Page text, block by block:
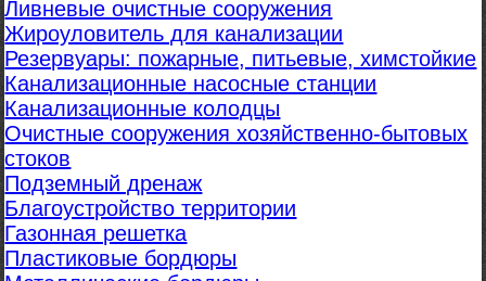
Ливневые очистные сооружения
Жироуловитель для канализации
Резервуары: пожарные, питьевые, химстойкие
Канализационные насосные станции
Канализационные колодцы
Очистные сооружения хозяйственно-бытовых
стоков
Подземный дренаж
Благоустройство территории
Газонная решетка
Пластиковые бордюры